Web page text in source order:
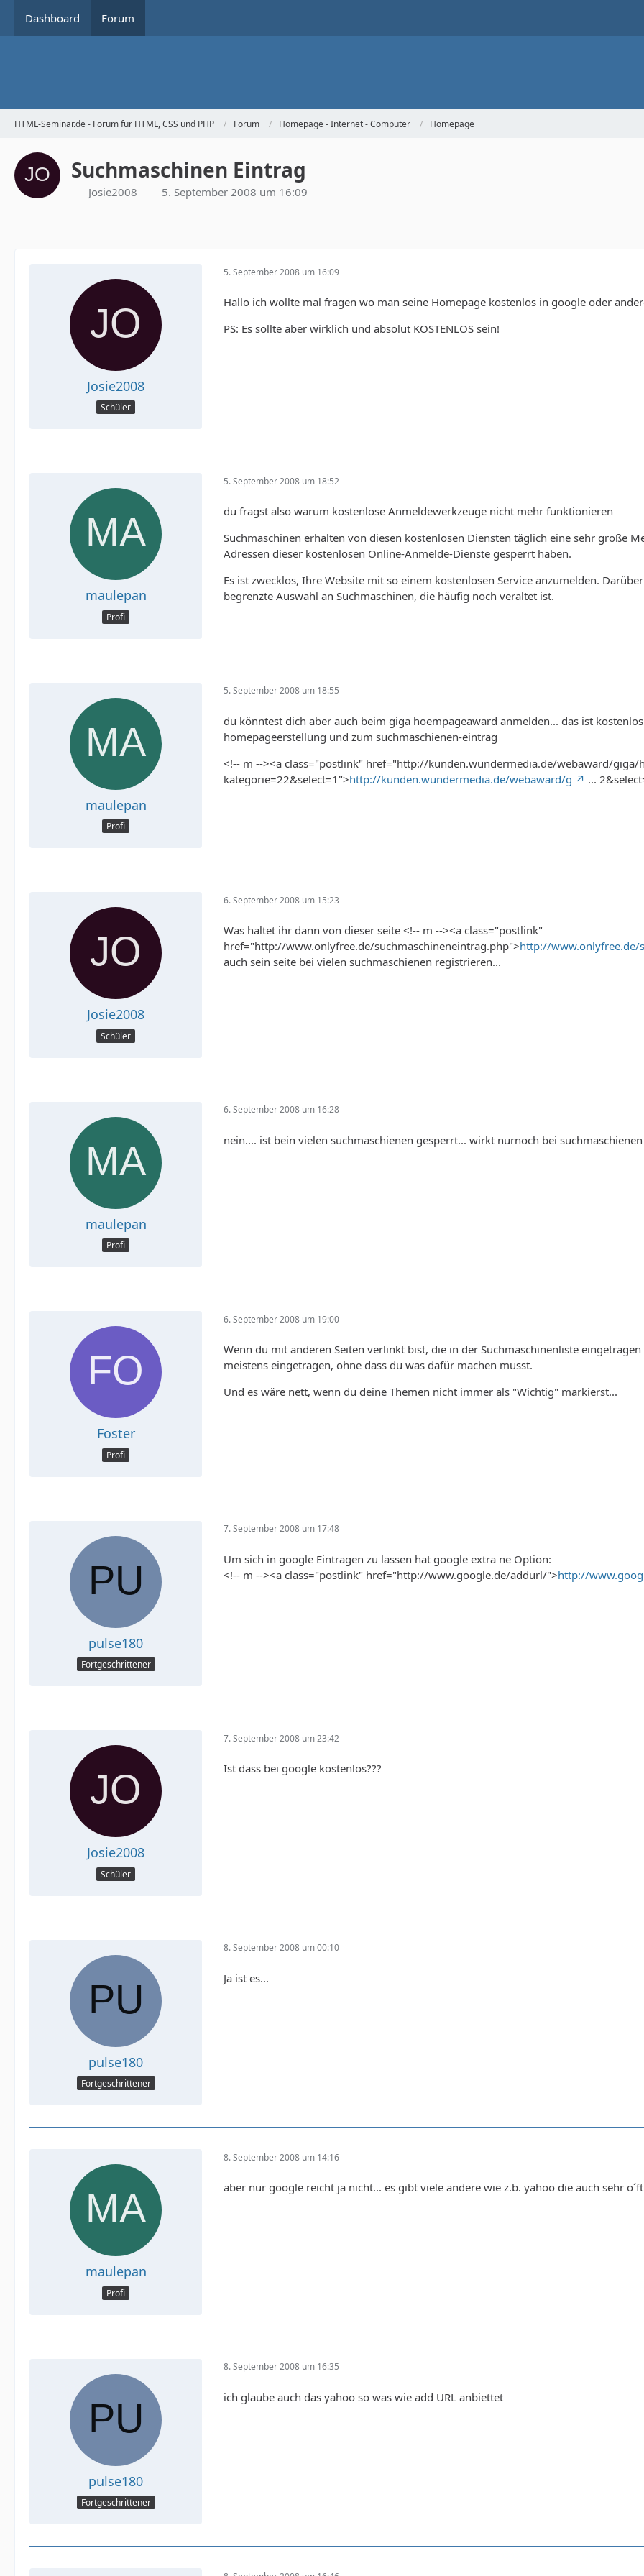
Dashboard Forum
HTML-Seminar.de - Forum für HTML, CSS und PHP Forum Homepage - Internet - Computer Homepage
Suchmaschinen Eintrag
Josie2008 5. September 2008 um 16:09
Josie2008
Schüler
5. September 2008 um 16:09
Hallo ich wollte mal fragen wo man seine Homepage kostenlos in google oder
PS: Es sollte aber wirklich und absolut KOSTENLOS sein!
maulepan
Profi
5. September 2008 um 18:52
du fragst also warum kostenlose Anmeldewerkzeuge nicht mehr funktionieren
Suchmaschinen erhalten von diesen kostenlosen Diensten täglich eine sehr große
Adressen dieser kostenlosen Online-Anmelde-Dienste gesperrt haben.
Es ist zwecklos, Ihre Website mit so einem kostenlosen Service anzumelden.
begrenzte Auswahl an Suchmaschinen, die häufig noch veraltet ist.
maulepan
Profi
5. September 2008 um 18:55
du könntest dich aber auch beim giga hoempageaward anmelden... das ist
homepageerstellung und zum suchmaschienen-eintrag
<!-- m --><a class="postlink" href="http://kunden.wundermedia.de/webaward/
kategorie=22&select=1">http://kunden.wundermedia.de/webaward/g ...
Josie2008
Schüler
6. September 2008 um 15:23
Was haltet ihr dann von dieser seite <!-- m --><a class="postlink"
href="http://www.onlyfree.de/suchmaschineneintrag.php">http://www.onlyfree.de/
auch sein seite bei vielen suchmaschienen registrieren...
maulepan
Profi
6. September 2008 um 16:28
nein.... ist bein vielen suchmaschienen gesperrt... wirkt nurnoch bei
Foster
Profi
6. September 2008 um 19:00
Wenn du mit anderen Seiten verlinkt bist, die in der Suchmaschinenliste
meistens eingetragen, ohne dass du was dafür machen musst.
Und es wäre nett, wenn du deine Themen nicht immer als "Wichtig" markierst...
pulse180
Fortgeschrittener
7. September 2008 um 17:48
Um sich in google Eintragen zu lassen hat google extra ne Option:
<!-- m --><a class="postlink" href="http://www.google.de/addurl/">http://
Josie2008
Schüler
7. September 2008 um 23:42
Ist dass bei google kostenlos???
pulse180
Fortgeschrittener
8. September 2008 um 00:10
Ja ist es...
maulepan
Profi
8. September 2008 um 14:16
aber nur google reicht ja nicht... es gibt viele andere wie z.b. yahoo die auch sehr
pulse180
Fortgeschrittener
8. September 2008 um 16:35
ich glaube auch das yahoo so was wie add URL anbiettet